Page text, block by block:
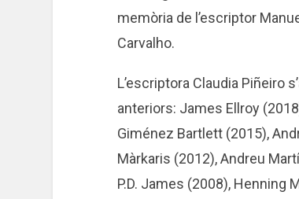
memòria de l’escriptor
Carvalho.
L’escriptora Claudia Piñeiro
anteriors: James Ellroy
Giménez Bartlett (2015),
Màrkaris (2012), Andreu
P.D. James (2008), Henning